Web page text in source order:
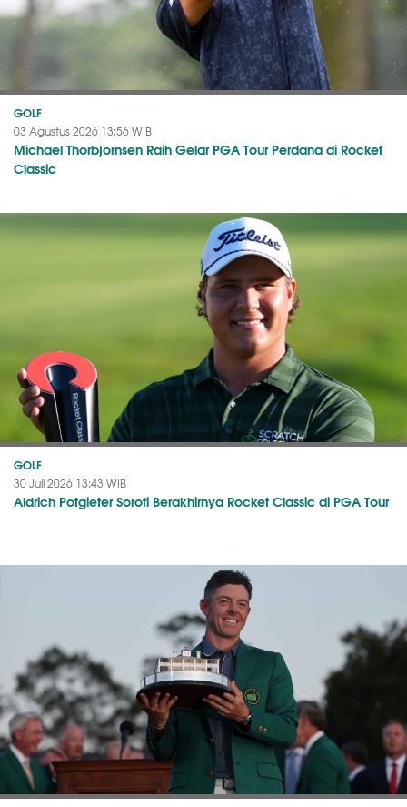
GOLF
03 Agustus 2026 13:56 WIB
Michael Thorbjornsen Raih Gelar PGA Tour Perdana di Rocket
Classic
GOLF
30 Juli 2026 13:43 WIB
Aldrich Potgieter Soroti Berakhirnya Rocket Classic di PGA Tour